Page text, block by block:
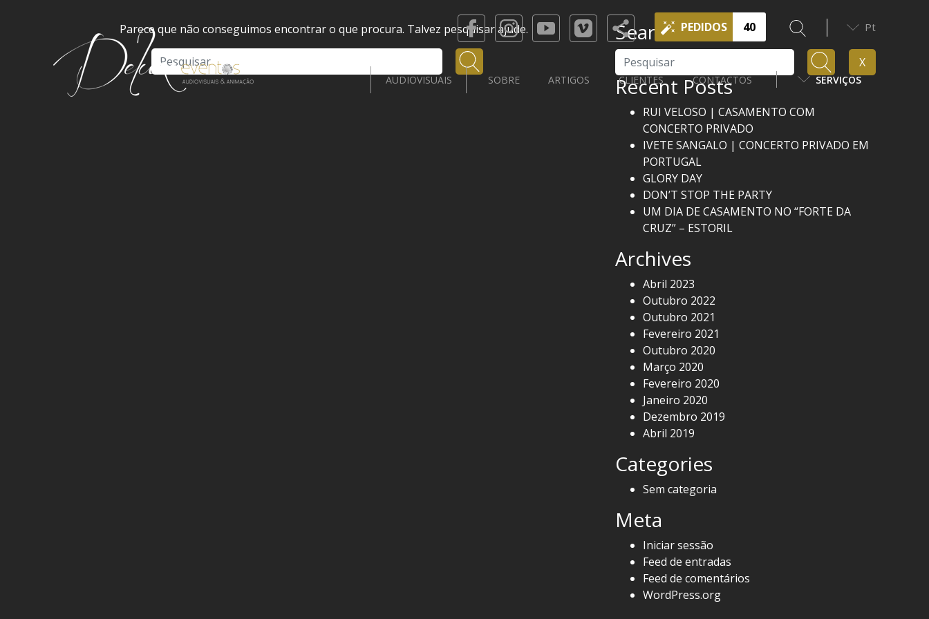
PEDIDOS 40 Pt
AUDIOVISUAIS SOBRE ARTIGOS CLIENTES CONTACTOS SERVIÇOS
Parece que não conseguimos encontrar o que procura. Talvez pesquisar ajude.
Search
Pesquisar X
Recent Posts
RUI VELOSO | CASAMENTO COM
CONCERTO PRIVADO
IVETE SANGALO | CONCERTO PRIVADO EM
PORTUGAL
GLORY DAY
DON’T STOP THE PARTY
UM DIA DE CASAMENTO NO “FORTE DA
CRUZ” – ESTORIL
Archives
Abril 2023
Outubro 2022
Outubro 2021
Fevereiro 2021
Outubro 2020
Março 2020
Fevereiro 2020
Janeiro 2020
Dezembro 2019
Abril 2019
Categories
Sem categoria
Meta
Iniciar sessão
Feed de entradas
Feed de comentários
WordPress.org